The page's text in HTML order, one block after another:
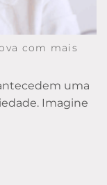
com mais
uma
Imagine